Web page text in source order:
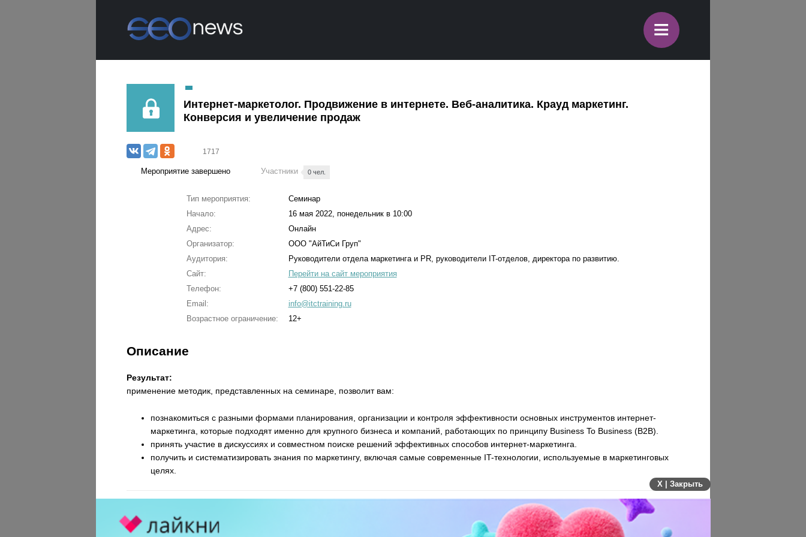
≡
Интернет-маркетолог. Продвижение в интернете. Веб-аналитика. Крауд маркетинг.
Конверсия и увеличение продаж
1717
Мероприятие завершено Участники 0 чел.
Тип мероприятия:
Семинар
Начало:
16 мая 2022, понедельник в 10:00
Адрес:
Онлайн
Организатор:
ООО "АйТиСи Груп"
Аудитория:
Руководители отдела маркетинга и PR, руководители IT-отделов, директора по развитию.
Сайт:
Перейти на сайт мероприятия
Телефон:
+7 (800) 551-22-85
Email:
info@itctraining.ru
Возрастное ограничение:
12+
Описание
Результат:
применение методик, представленных на семинаре, позволит вам:
познакомиться с разными формами планирования, организации и контроля эффективности основных инструментов интернет-
маркетинга, которые подходят именно для крупного бизнеса и компаний, работающих по принципу Business To Business (B2B).
принять участие в дискуссиях и совместном поиске решений эффективных способов интернет-маркетинга.
получить и систематизировать знания по маркетингу, включая самые современные IT-технологии, используемые в маркетинговых
целях.
X | Закрыть